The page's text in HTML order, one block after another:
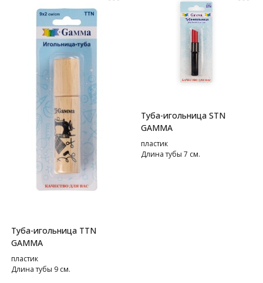
Туба-игольница TTN
GAMMA
пластик
Длина тубы 9 см.
Туба-игольница STN
GAMMA
пластик
Длина тубы 7 см.